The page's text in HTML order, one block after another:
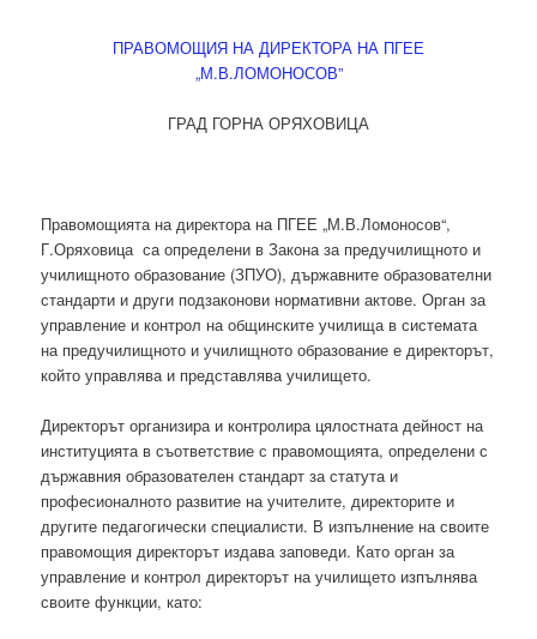
ПРАВОМОЩИЯ НА ДИРЕКТОРА НА ПГЕЕ
„М.В.ЛОМОНОСОВ”
ГРАД ГОРНА ОРЯХОВИЦА
Правомощията на директора на ПГЕЕ „М.В.Ломоносов“,
Г.Оряховица са определени в Закона за предучилищното и
училищното образование (ЗПУО), държавните образователни
стандарти и други подзаконови нормативни актове. Орган за
управление и контрол на общинските училища в системата
на предучилищното и училищното образование е директорът,
който управлява и представлява училището.
Директорът организира и контролира цялостната дейност на
институцията в съответствие с правомощията, определени с
държавния образователен стандарт за статута и
професионалното развитие на учителите, директорите и
другите педагогически специалисти. В изпълнение на своите
правомощия директорът издава заповеди. Като орган за
управление и контрол директорът на училището изпълнява
своите функции, като: